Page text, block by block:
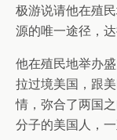
极游说请他在殖
源的唯一途径，
他在殖民地举办
拉过境美国，跟
情，弥合了两国
分子的美国人，